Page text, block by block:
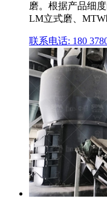
磨。根据产品细
LM立式磨、
联系电话: 180